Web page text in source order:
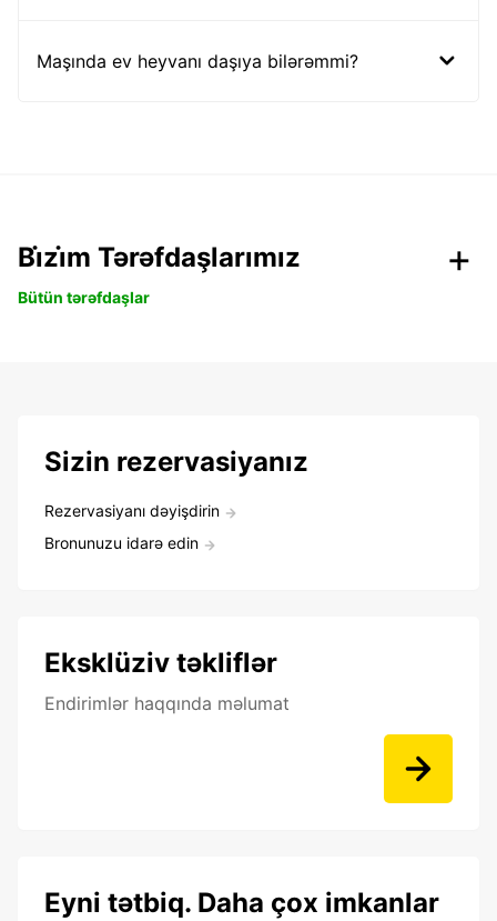
Maşında ev heyvanı daşıya bilərəmmi?
Bi̇zi̇m Tərəfdaşlarımız
Bütün tərəfdaşlar
Sizin rezervasiyanız
Rezervasiyanı dəyişdirin
Bronunuzu idarə edin
Eksklüziv təkliflər
Endirimlər haqqında məlumat
Eyni tətbiq. Daha çox imkanlar